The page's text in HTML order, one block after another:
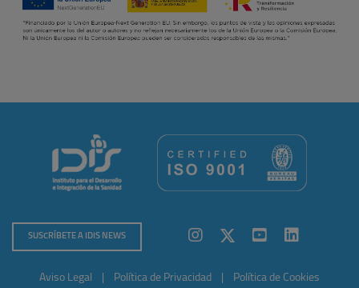
SUSCRÍBETE A IDIS NEWS
Aviso Legal Política de Privacidad Política de Cookies